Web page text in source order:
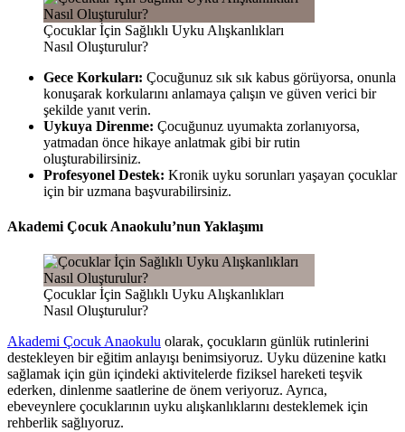
Çocuklar İçin Sağlıklı Uyku Alışkanlıkları
Nasıl Oluşturulur?
Gece Korkuları: Çocuğunuz sık sık kabus görüyorsa, onunla
konuşarak korkularını anlamaya çalışın ve güven verici bir
şekilde yanıt verin.
Uykuya Direnme: Çocuğunuz uyumakta zorlanıyorsa,
yatmadan önce hikaye anlatmak gibi bir rutin
oluşturabilirsiniz.
Profesyonel Destek: Kronik uyku sorunları yaşayan çocuklar
için bir uzmana başvurabilirsiniz.
Akademi Çocuk Anaokulu’nun Yaklaşımı
Çocuklar İçin Sağlıklı Uyku Alışkanlıkları
Nasıl Oluşturulur?
Akademi Çocuk Anaokulu olarak, çocukların günlük rutinlerini
destekleyen bir eğitim anlayışı benimsiyoruz. Uyku düzenine katkı
sağlamak için gün içindeki aktivitelerde fiziksel hareketi teşvik
ederken, dinlenme saatlerine de önem veriyoruz. Ayrıca,
ebeveynlere çocuklarının uyku alışkanlıklarını desteklemek için
rehberlik sağlıyoruz.